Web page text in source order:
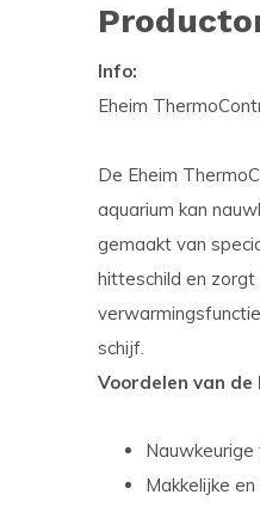
Info:
Eheim
De Eheim
aquarium kan
gemaakt van
hitteschild en
schijf.
Voordelen van de
Makkelijke